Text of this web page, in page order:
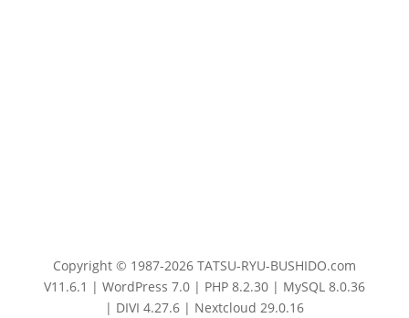
Copyright © 1987-2026 TATSU-RYU-BUSHIDO.com
V11.6.1 | WordPress 7.0 | PHP 8.2.30 | MySQL 8.0.36
| DIVI 4.27.6 | Nextcloud 29.0.16